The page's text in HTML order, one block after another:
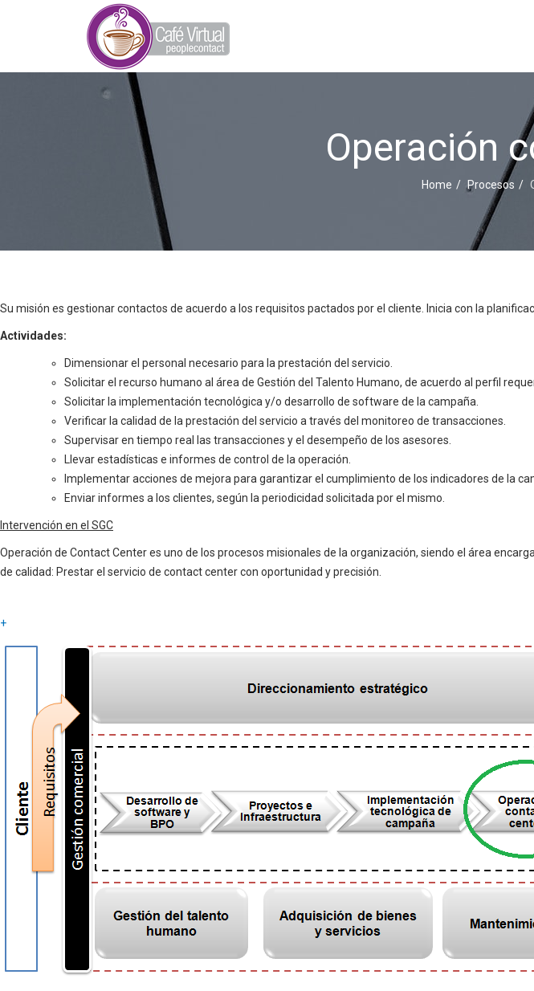
Operación
Home Procesos
Su misión es gestionar contactos de acuerdo a los requisitos pactados por el cliente. Inicia con la
Actividades:
Dimensionar el personal necesario para la prestación del servicio.
Solicitar el recurso humano al área de Gestión del Talento Humano, de acuerdo al perfil
Solicitar la implementación tecnológica y/o desarrollo de software de la campaña.
Verificar la calidad de la prestación del servicio a través del monitoreo de transacciones.
Supervisar en tiempo real las transacciones y el desempeño de los asesores.
Llevar estadísticas e informes de control de la operación.
Implementar acciones de mejora para garantizar el cumplimiento de los indicadores de la
Enviar informes a los clientes, según la periodicidad solicitada por el mismo.
Intervención en el SGC
Operación de Contact Center es uno de los procesos misionales de la organización, siendo el área
de calidad: Prestar el servicio de contact center con oportunidad y precisión.
+